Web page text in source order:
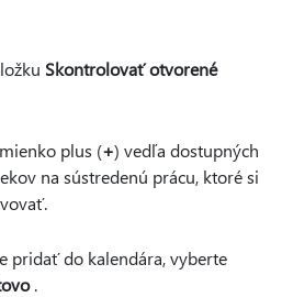
Skontrolovať otvorené
plus (+) vedľa dostupných
na sústredenú prácu, ktoré si
pridať do kalendára, vyberte
.